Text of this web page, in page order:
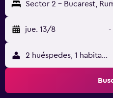
Sector 2 - Bucarest,
jue. 13/8 -
2 huéspedes, 1 habitación